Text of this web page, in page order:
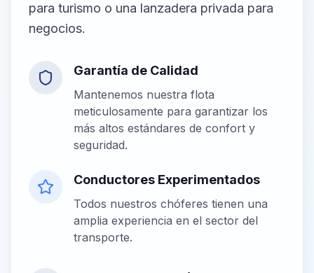
para turismo o una lanzadera privada para
negocios.
Garantía de Calidad
Mantenemos nuestra flota
meticulosamente para garantizar los
más altos estándares de confort y
seguridad.
Conductores Experimentados
Todos nuestros chóferes tienen una
amplia experiencia en el sector del
transporte.